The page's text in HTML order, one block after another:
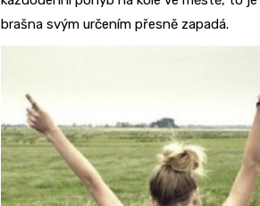
brašna svým určením přesně zapadá.